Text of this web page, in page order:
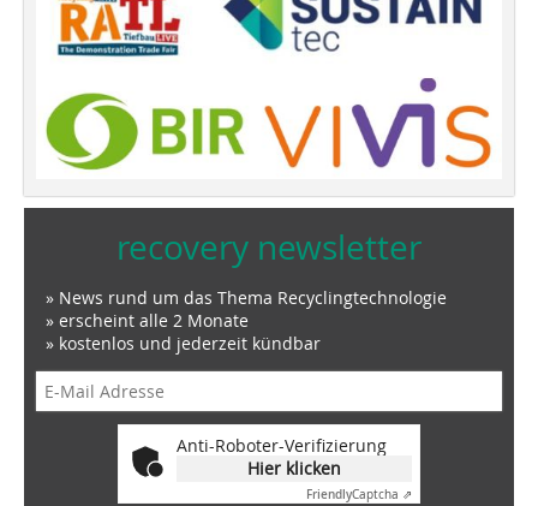
recovery newsletter
» News rund um das Thema Recyclingtechnologie
» erscheint alle 2 Monate
» kostenlos und jederzeit kündbar
Anti-Roboter-Verifizierung
Hier klicken
FriendlyCaptcha ⇗